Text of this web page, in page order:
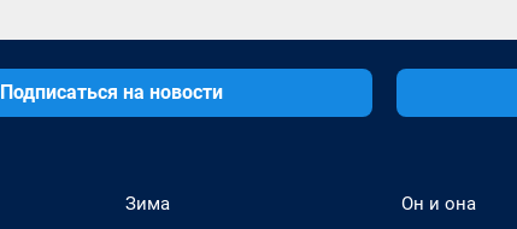
Подписаться на новости
Зима
Он и она